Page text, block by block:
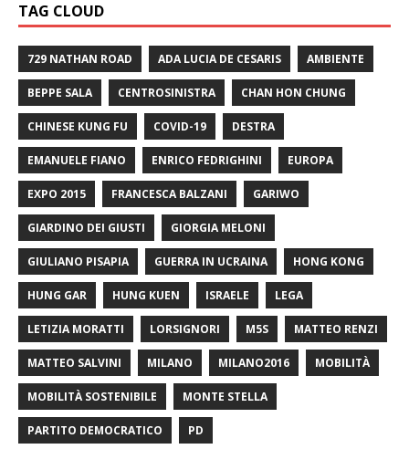
TAG CLOUD
729 NATHAN ROAD ADA LUCIA DE CESARIS AMBIENTE
BEPPE SALA CENTROSINISTRA CHAN HON CHUNG
CHINESE KUNG FU COVID-19 DESTRA
EMANUELE FIANO ENRICO FEDRIGHINI EUROPA
EXPO 2015 FRANCESCA BALZANI GARIWO
GIARDINO DEI GIUSTI GIORGIA MELONI
GIULIANO PISAPIA GUERRA IN UCRAINA HONG KONG
HUNG GAR HUNG KUEN ISRAELE LEGA
LETIZIA MORATTI LORSIGNORI M5S MATTEO RENZI
MATTEO SALVINI MILANO MILANO2016 MOBILITÀ
MOBILITÀ SOSTENIBILE MONTE STELLA
PARTITO DEMOCRATICO PD